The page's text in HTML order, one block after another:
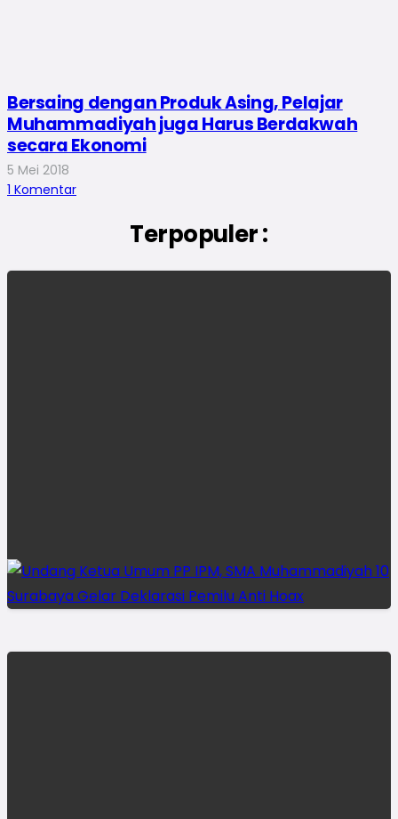
Bersaing dengan Produk Asing, Pelajar
Muhammadiyah juga Harus Berdakwah
secara Ekonomi
5 Mei 2018
1 Komentar
Terpopuler :